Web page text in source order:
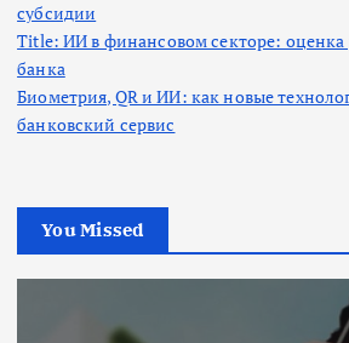
субсидии
Title: ИИ в финансовом секторе: оценка
банка
Биометрия, QR и ИИ: как новые
банковский сервис
You Missed